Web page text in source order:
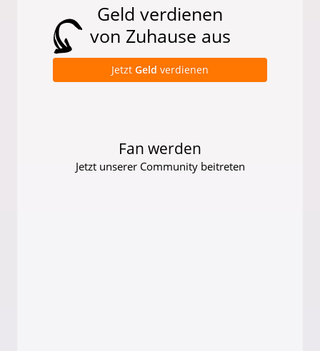
Geld verdienen
von Zuhause aus
Jetzt Geld verdienen
Fan werden
Jetzt unserer Community beitreten